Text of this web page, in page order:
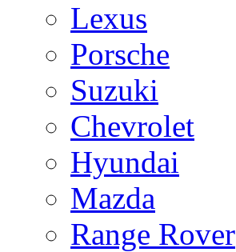
Lexus
Porsche
Suzuki
Chevrolet
Hyundai
Mazda
Range Rover